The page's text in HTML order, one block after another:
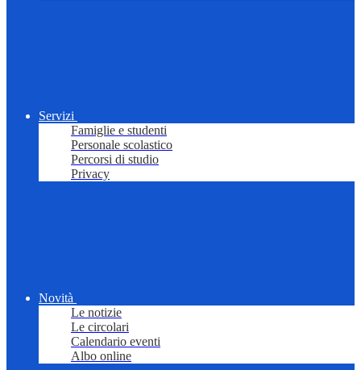
Servizi
Famiglie e studenti
Personale scolastico
Percorsi di studio
Privacy
Novità
Le notizie
Le circolari
Calendario eventi
Albo online